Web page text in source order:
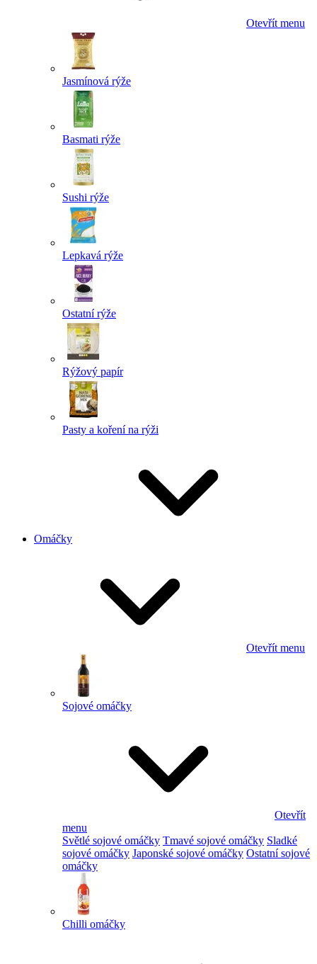
Otevřít menu
Jasmínová rýže
Basmati rýže
Sushi rýže
Lepkavá rýže
Ostatní rýže
Rýžový papír
Pasty a koření na rýži
Omáčky
Otevřít menu
Sojové omáčky
Otevřít
menu
Světlé sojové omáčky Tmavé sojové omáčky Sladké
sojové omáčky Japonské sojové omáčky Ostatní sojové
omáčky
Chilli omáčky